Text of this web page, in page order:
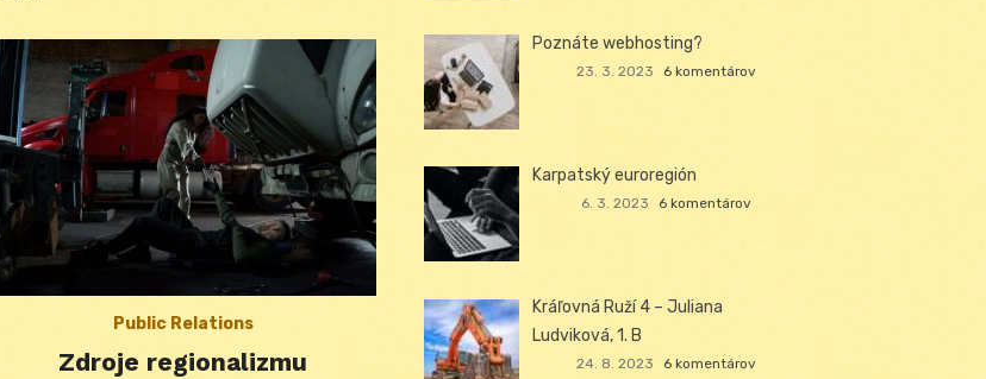
Public Relations
Zdroje regionalizmu
Poznáte webhosting?
23. 3. 2023 6 komentárov
Karpatský euroregión
6. 3. 2023 6 komentárov
Kráľovná Ruží 4 – Juliana
Ludviková, 1. B
24. 8. 2023 6 komentárov